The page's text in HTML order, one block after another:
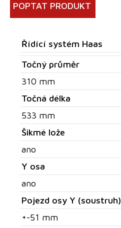
POPTAT PRODUKT
Řídící systém Haas
Točný průměr
310 mm
Točná délka
533 mm
Šikmé lože
ano
Y osa
ano
Pojezd osy Y (soustruh)
+-51 mm